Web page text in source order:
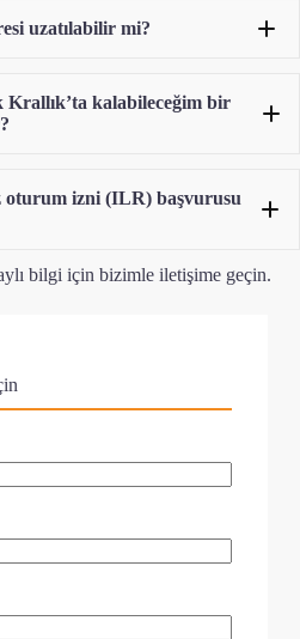
uzatılabilir mi?
kalabileceğim bir
oturum izni (ILR) başvurusu
bilgi için bizimle iletişime geçin.